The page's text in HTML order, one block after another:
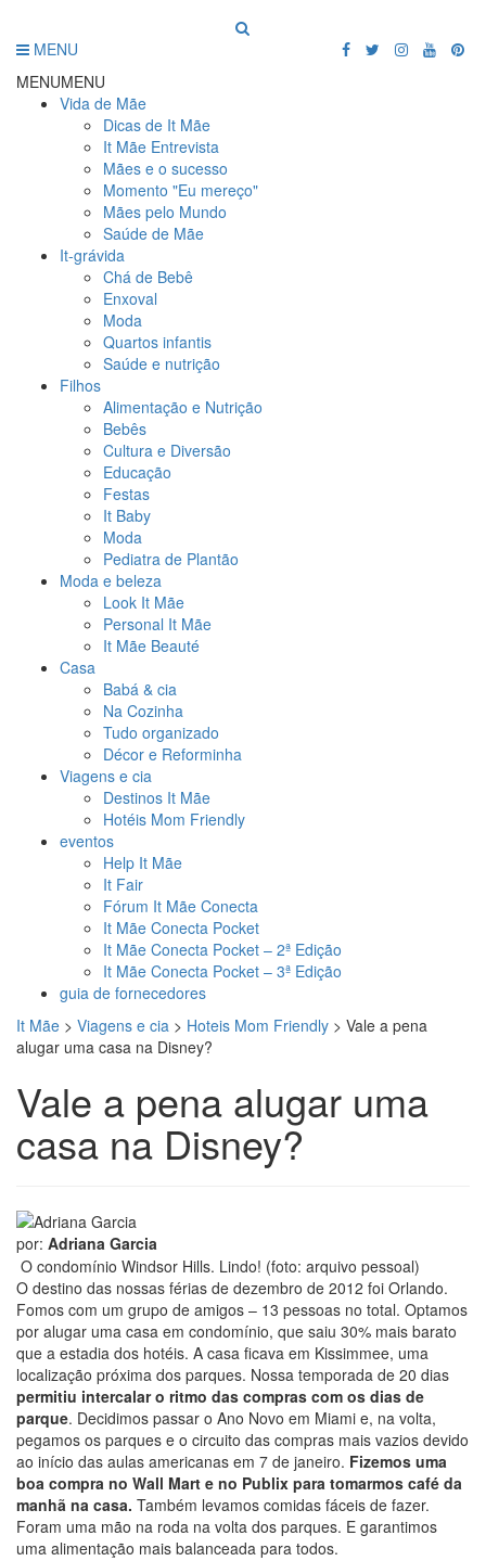
MENU
MENUMENU
Vida de Mãe
Dicas de It Mãe
It Mãe Entrevista
Mães e o sucesso
Momento "Eu mereço"
Mães pelo Mundo
Saúde de Mãe
It-grávida
Chá de Bebê
Enxoval
Moda
Quartos infantis
Saúde e nutrição
Filhos
Alimentação e Nutrição
Bebês
Cultura e Diversão
Educação
Festas
It Baby
Moda
Pediatra de Plantão
Moda e beleza
Look It Mãe
Personal It Mãe
It Mãe Beauté
Casa
Babá & cia
Na Cozinha
Tudo organizado
Décor e Reforminha
Viagens e cia
Destinos It Mãe
Hotéis Mom Friendly
eventos
Help It Mãe
It Fair
Fórum It Mãe Conecta
It Mãe Conecta Pocket
It Mãe Conecta Pocket – 2ª Edição
It Mãe Conecta Pocket – 3ª Edição
guia de fornecedores
It Mãe > Viagens e cia > Hoteis Mom Friendly > Vale a pena
alugar uma casa na Disney?
Vale a pena alugar uma
casa na Disney?
por: Adriana Garcia
O condomínio Windsor Hills. Lindo! (foto: arquivo pessoal)
O destino das nossas férias de dezembro de 2012 foi Orlando.
Fomos com um grupo de amigos – 13 pessoas no total. Optamos
por alugar uma casa em condomínio, que saiu 30% mais barato
que a estadia dos hotéis. A casa ficava em Kissimmee, uma
localização próxima dos parques. Nossa temporada de 20 dias
permitiu intercalar o ritmo das compras com os dias de
parque. Decidimos passar o Ano Novo em Miami e, na volta,
pegamos os parques e o circuito das compras mais vazios devido
ao início das aulas americanas em 7 de janeiro. Fizemos uma
boa compra no Wall Mart e no Publix para tomarmos café da
manhã na casa. Também levamos comidas fáceis de fazer.
Foram uma mão na roda na volta dos parques. E garantimos
uma alimentação mais balanceada para todos.